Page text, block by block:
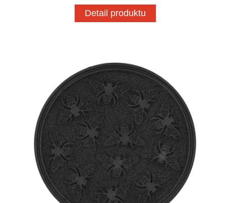
Detail produktu